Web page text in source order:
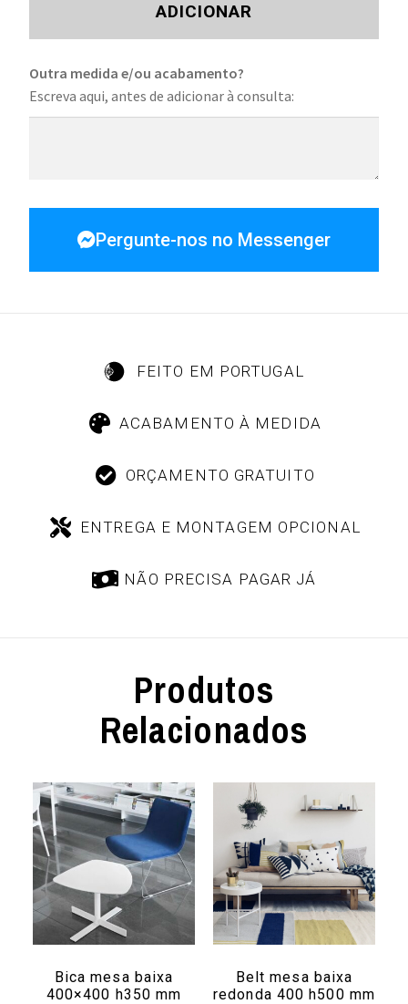
ADICIONAR
Outra medida e/ou acabamento?
Escreva aqui, antes de adicionar à consulta:
Pergunte-nos no Messenger
FEITO EM PORTUGAL
ACABAMENTO À MEDIDA
ORÇAMENTO GRATUITO
ENTREGA E MONTAGEM OPCIONAL
NÃO PRECISA PAGAR JÁ
Produtos
Relacionados
Bica mesa baixa
400×400 h350 mm
Belt mesa baixa
redonda 400 h500 mm